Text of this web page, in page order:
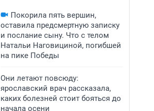
Покорила пять вершин,
оставила предсмертную записку
и послание сыну. Что с телом
Натальи Наговициной, погибшей
на пике Победы
Они летают повсюду:
ярославский врач рассказала,
каких болезней стоит бояться до
начала осени